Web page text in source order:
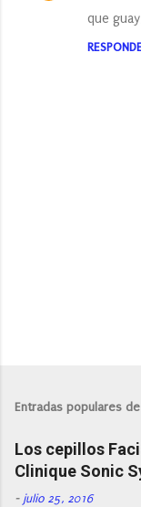
que
l
a
r
u
n
Entradas populares
Los cepillos
Clinique Sonic
- julio 25, 2016